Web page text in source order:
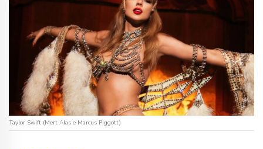
Taylor Swift (Mert Alas e Marcus Piggott)